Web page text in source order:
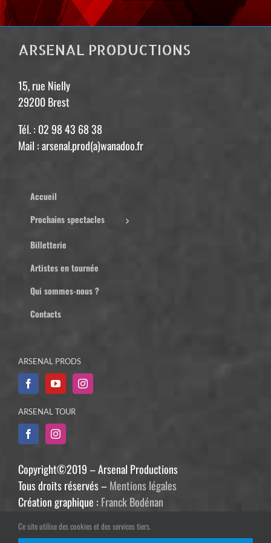
ARSENAL PRODUCTIONS
15, rue Nielly
29200 Brest
Tél. : 02 98 43 68 38
Mail : arsenal.prod(a)wanadoo.fr
Accueil
Prochains spectacles
Billetterie
Artistes en tournée
Qui sommes-nous ?
Contacts
ARSENAL PRODS
ARSENAL TOUR
Copyright©2019 – Arsenal Productions
Tous droits réservés –Mentions légales
Création graphique : Franck Bodénan
Ce site utilise des cookies et des services tiers.